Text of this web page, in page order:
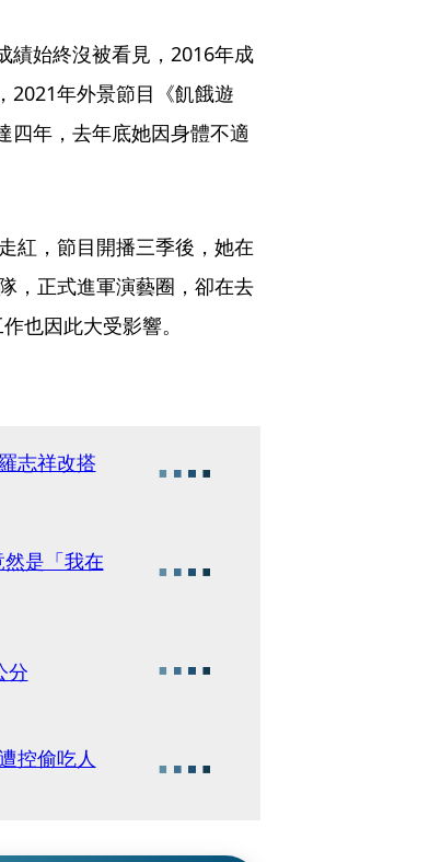
績始終沒被看見，2016年成
2021年外景節目《飢餓遊
四年，去年底她因身體不適
紅，節目開播三季後，她在
，正式進軍演藝圈，卻在去
也因此大受影響。
志祥改搭
是「我在
分
控偷吃人